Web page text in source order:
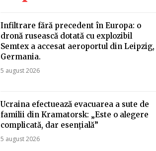
Infiltrare fără precedent în Europa: o
dronă rusească dotată cu explozibil
Semtex a accesat aeroportul din Leipzig,
Germania.
5 august 2026
Ucraina efectuează evacuarea a sute de
familii din Kramatorsk: „Este o alegere
complicată, dar esențială”
5 august 2026